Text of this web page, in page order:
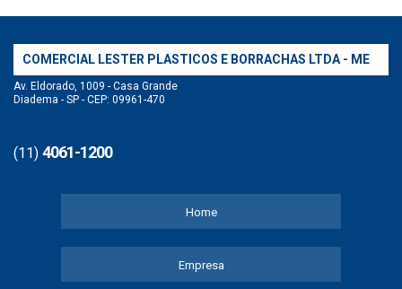
COMERCIAL LESTER PLASTICOS E BORRACHAS LTDA - ME
Av. Eldorado, 1009 - Casa Grande
Diadema - SP - CEP: 09961-470
(11) 4061-1200
Home
Empresa